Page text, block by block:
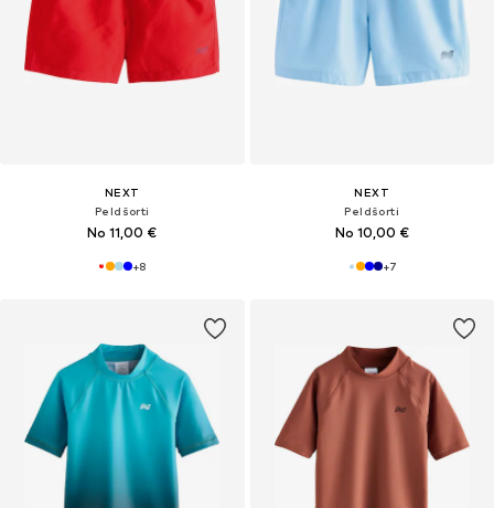
NEXT
Peldšorti
No 11,00 €
+8
NEXT
Peldšorti
No 10,00 €
+7